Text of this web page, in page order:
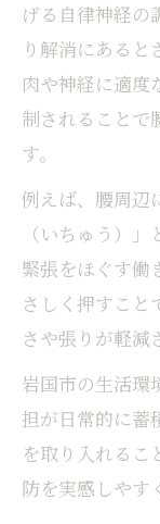
げる自律神経の
り解消にある
肉や神経に適度
制されることで
す。
例えば、腰周辺
（いちゅう）
緊張をほぐす働
さしく押すこと
さや張りが軽減
岩国市の生活環
担が日常的に蓄
を取り入れるこ
防を実感しやす